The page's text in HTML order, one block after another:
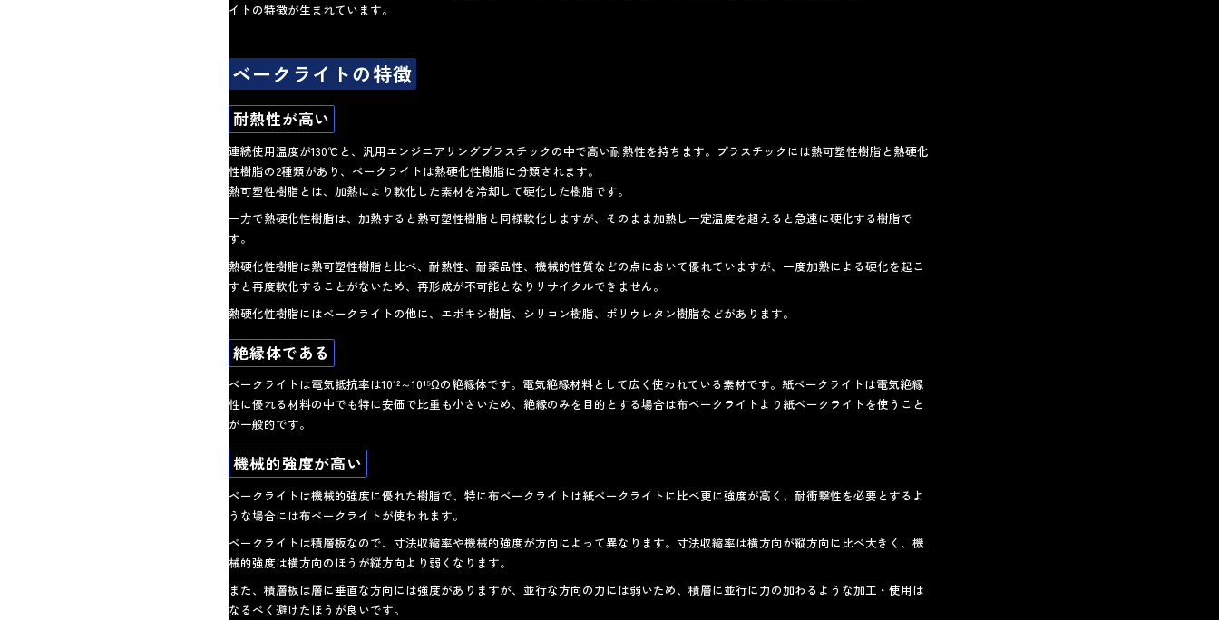
イトの特徴が生まれています。
ベークライトの特徴
耐熱性が高い
連続使用温度が130℃と、汎用エンジニアリングプラスチックの中で高い耐熱性を持ちます。プラスチックには熱可塑性樹脂と熱硬化
性樹脂の2種類があり、ベークライトは熱硬化性樹脂に分類されます。
熱可塑性樹脂とは、加熱により軟化した素材を冷却して硬化した樹脂です。
一方で熱硬化性樹脂は、加熱すると熱可塑性樹脂と同様軟化しますが、そのまま加熱し一定温度を超えると急速に硬化する樹脂で
す。
熱硬化性樹脂は熱可塑性樹脂と比べ、耐熱性、耐薬品性、機械的性質などの点において優れていますが、一度加熱による硬化を起こ
すと再度軟化することがないため、再形成が不可能となりリサイクルできません。
熱硬化性樹脂にはベークライトの他に、エポキシ樹脂、シリコン樹脂、ポリウレタン樹脂などがあります。
絶縁体である
ベークライトは電気抵抗率は10¹²～10¹⁵Ωの絶縁体です。電気絶縁材料として広く使われている素材です。紙ベークライトは電気絶縁
性に優れる材料の中でも特に安価で比重も小さいため、絶縁のみを目的とする場合は布ベークライトより紙ベークライトを使うこと
が一般的です。
機械的強度が高い
ベークライトは機械的強度に優れた樹脂で、特に布ベークライトは紙ベークライトに比べ更に強度が高く、耐衝撃性を必要とするよ
うな場合には布ベークライトが使われます。
ベークライトは積層板なので、寸法収縮率や機械的強度が方向によって異なります。寸法収縮率は横方向が縦方向に比べ大きく、機
械的強度は横方向のほうが縦方向より弱くなります。
また、積層板は層に垂直な方向には強度がありますが、並行な方向の力には弱いため、積層に並行に力の加わるような加工・使用は
なるべく避けたほうが良いです。